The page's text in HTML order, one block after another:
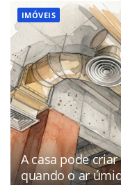
IMÓVEIS
A casa pode
quando o ar